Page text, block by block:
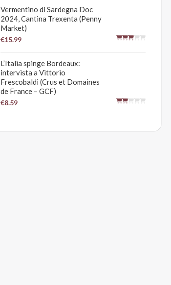
Vermentino di Sardegna Doc
2024, Cantina Trexenta (Penny
Market)
€15.99
L’Italia spinge Bordeaux:
intervista a Vittorio
Frescobaldi (Crus et Domaines
de France – GCF)
€8.59